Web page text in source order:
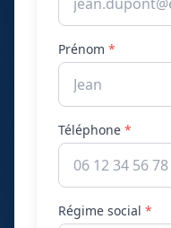
Prénom *
Téléphone *
Régime social *